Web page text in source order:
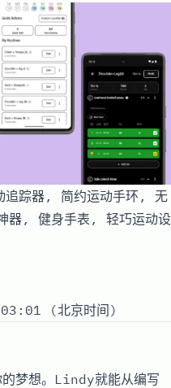
踪器, 简约运动手环, 无
器, 健身手表, 轻巧运动设
(北京时间)
的梦想。Lindy就能从编写